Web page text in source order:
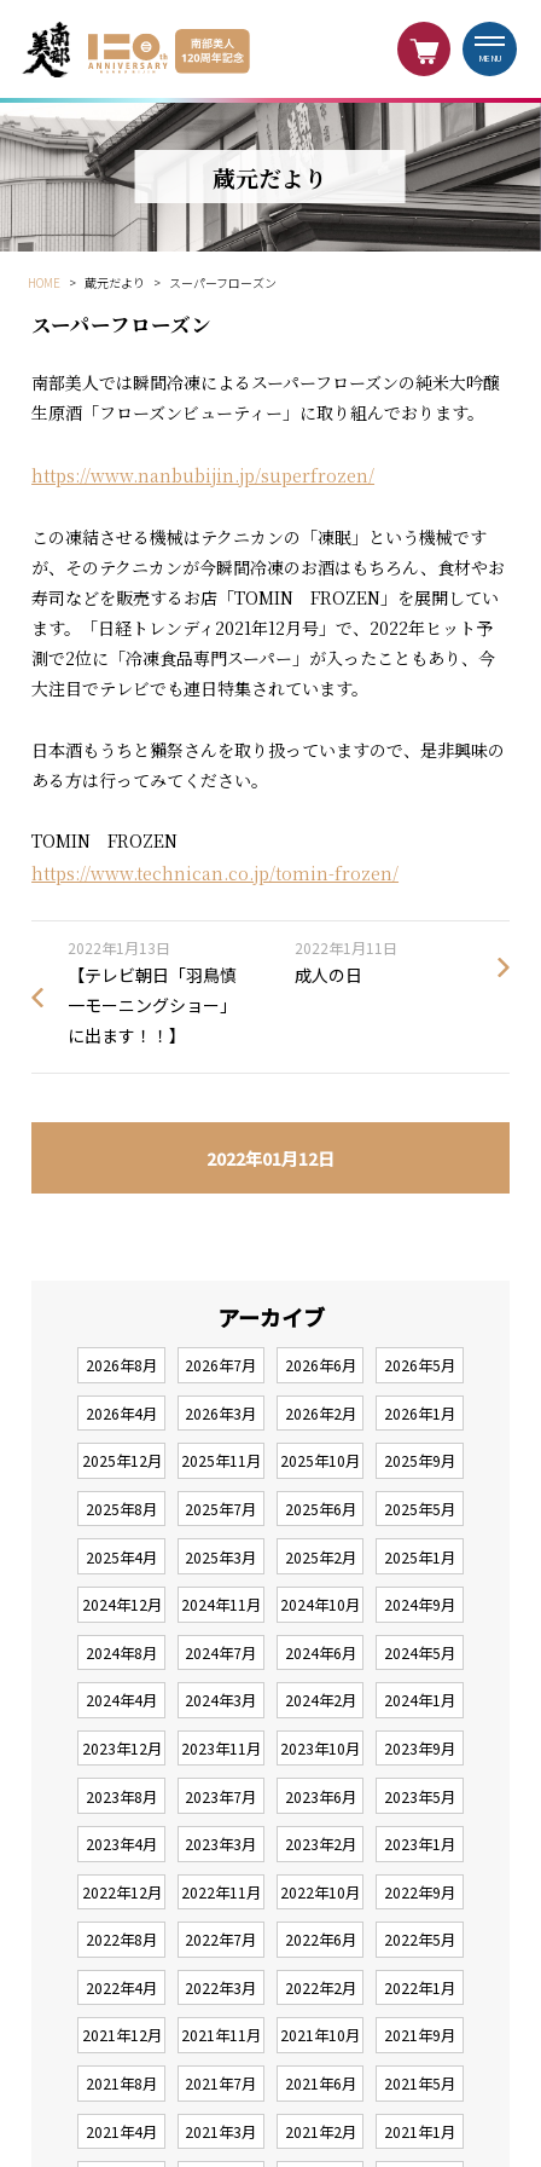
MENU
蔵元だより
HOME > 蔵元だより > スーパーフローズン
2022年01月12日
スーパーフローズン
南部美人では瞬間冷凍によるスーパーフローズンの純米大吟醸
生原酒「フローズンビューティー」に取り組んでおります。
https://www.nanbubijin.jp/superfrozen/
この凍結させる機械はテクニカンの「凍眠」という機械です
が、そのテクニカンが今瞬間冷凍のお酒はもちろん、食材やお
寿司などを販売するお店「TOMIN FROZEN」を展開してい
ます。「日経トレンディ2021年12月号」で、2022年ヒット予
測で2位に「冷凍食品専門スーパー」が入ったこともあり、今
大注目でテレビでも連日特集されています。
日本酒もうちと獺祭さんを取り扱っていますので、是非興味の
ある方は行ってみてください。
TOMIN FROZEN
https://www.technican.co.jp/tomin-frozen/
2022年1月13日
【テレビ朝日「羽鳥慎
一モーニングショー」
に出ます！！】
2022年1月11日
成人の日
アーカイブ
2026年8月 2026年7月 2026年6月 2026年5月
2026年4月 2026年3月 2026年2月 2026年1月
2025年12月 2025年11月 2025年10月 2025年9月
2025年8月 2025年7月 2025年6月 2025年5月
2025年4月 2025年3月 2025年2月 2025年1月
2024年12月 2024年11月 2024年10月 2024年9月
2024年8月 2024年7月 2024年6月 2024年5月
2024年4月 2024年3月 2024年2月 2024年1月
2023年12月 2023年11月 2023年10月 2023年9月
2023年8月 2023年7月 2023年6月 2023年5月
2023年4月 2023年3月 2023年2月 2023年1月
2022年12月 2022年11月 2022年10月 2022年9月
2022年8月 2022年7月 2022年6月 2022年5月
2022年4月 2022年3月 2022年2月 2022年1月
2021年12月 2021年11月 2021年10月 2021年9月
2021年8月 2021年7月 2021年6月 2021年5月
2021年4月 2021年3月 2021年2月 2021年1月